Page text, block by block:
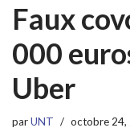
Faux
000
Uber
parUNT octobre 24,